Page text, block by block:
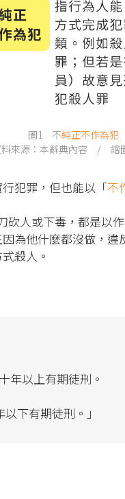
圖1 不純正不作為犯
料來源：本辭典內容 / 繪
行犯罪，但也能以「不
砍人或下毒，都是以
為他什麼都沒做，
殺人。
年以上有期徒刑。
下有期徒刑。｣